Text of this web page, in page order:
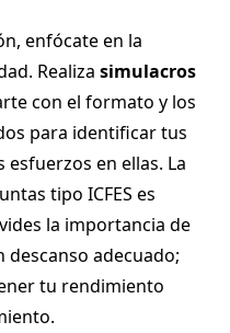
enfócate en la
Realiza simulacros
con el formato y los
para identificar tus
en ellas. La
tipo ICFES es
la importancia de
descanso adecuado;
tu rendimiento